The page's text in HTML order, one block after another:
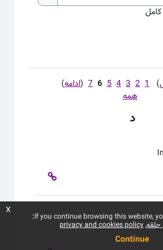
جستجو
)
1
2
3
4
5
6
7
(ادامه)
همه
د
If you continue browsing this website,
حلقه privacy and cookies policy
Continue
x